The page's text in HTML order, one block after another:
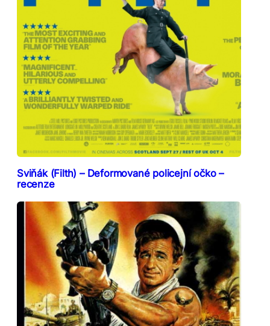
Sviňák (Filth) – Deformované policejní očko –
recenze